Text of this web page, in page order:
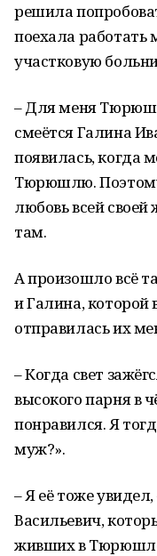
решила
поехала
участковую
– Для меня
смеётся Галина
появилась, когда
Тюрюшлю.
любовь всей
там.
А произошло всё
и Галина, которой
отправилась их
– Когда свет
высокого парня в
понравился. Я
муж?».
– Я её тоже
Васильевич,
живших в